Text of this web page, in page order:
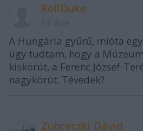
RollDuke
A Hungária gyűrű, mióta
úgy tudtam, hogy a
kiskörút, a Ferenc.József-
nagykörút. Tévedek?
Zubreczki Dávid